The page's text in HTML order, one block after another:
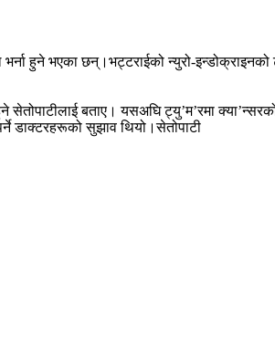
हुने भएका छन्।भट्टराईको न्युरो-
बताए। यसअघि ट्यु’म’रमा
डाक्टरहरूको सुझाव थियो।सेतोपाटी